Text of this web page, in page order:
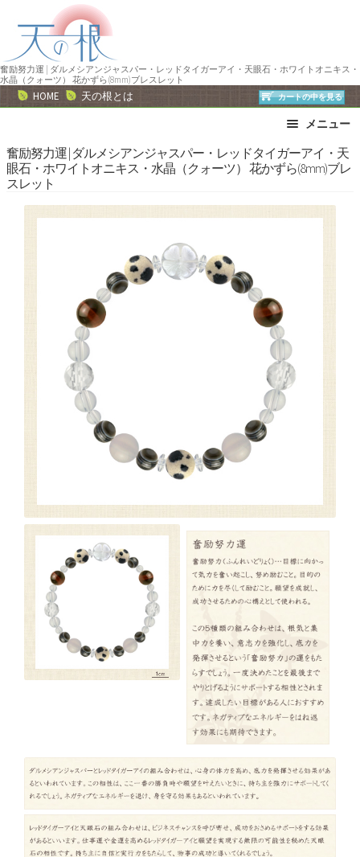
ー
シ
ョ
へ
ス
キ
ン
ツ
へ
キ
ッ
プ
奮励努力運 | ダルメシアンジャスパー・レッドタイガーアイ・天眼石・ホワイトオニキス・
水晶（クォーツ） 花かずら(8mm)ブレスレット
HOME 天の根とは カートの中を見る
メニュー
ブレスレット
ストラップ
ネックレス
ピアス・イヤリング
誕生石で選ぶ
色で選ぶ
星座石で選ぶ
パワーストーン一覧
奮励努力運 | ダルメシアンジャスパー・レッドタイガーアイ・天
眼石・ホワイトオニキス・水晶（クォーツ） 花かずら(8mm)ブレ
スレット